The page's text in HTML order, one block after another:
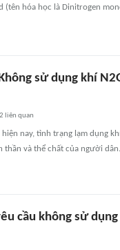
(tên hóa học là Dinitrogen
sử dụng khí
liên quan
hiện nay, tình trạng lạm dụng
thần và thể chất của người dân.
cầu không sử